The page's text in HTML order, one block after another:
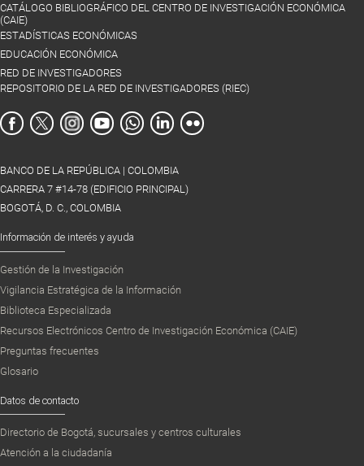
CATÁLOGO BIBLIOGRÁFICO DEL CENTRO DE INVESTIGACIÓN ECONÓMICA
(CAIE)
ESTADÍSTICAS ECONÓMICAS
EDUCACIÓN ECONÓMICA
RED DE INVESTIGADORES
REPOSITORIO DE LA RED DE INVESTIGADORES (RIEC)
BANCO DE LA REPÚBLICA | COLOMBIA
CARRERA 7 #14-78 (EDIFICIO PRINCIPAL)
BOGOTÁ, D. C., COLOMBIA
Información de interés y ayuda
Gestión de la Investigación
Vigilancia Estratégica de la Información
Biblioteca Especializada
Recursos Electrónicos Centro de Investigación Económica (CAIE)
Preguntas frecuentes
Glosario
Datos de contacto
Directorio de Bogotá, sucursales y centros culturales
Atención a la ciudadanía